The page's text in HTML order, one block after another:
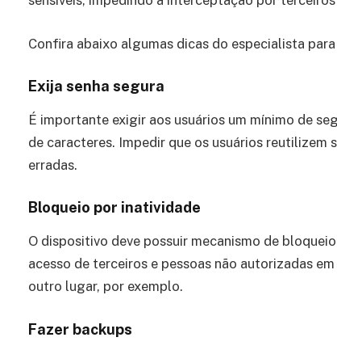
Confira abaixo algumas dicas do especialista
Exija senha segura
É importante exigir aos usuários um mínimo de
de caracteres. Impedir que os usuários
erradas.
Bloqueio por inatividade
O dispositivo deve possuir mecanismo de
acesso de terceiros e pessoas não autorizadas
outro lugar, por exemplo.
Fazer backups